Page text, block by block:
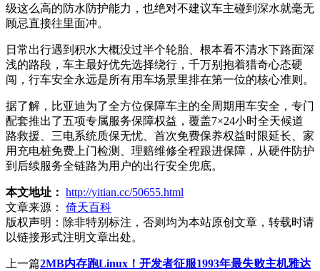
级这么高的防水防护能力，也绝对不建议车主碰到深水就毫无
顾忌直接往里面冲。
日常出行遇到积水大概没过半个轮胎、根本看不清水下路面深
浅的路段，车主最好优先选择绕行，千万别抱着猎奇心态硬
闯，行车安全永远是所有用车场景里排在第一位的核心准则。
据了解，比亚迪为了全方位保障车主的全周期用车安全，专门
配套推出了五项专属服务保障权益，覆盖7×24小时全天候道
路救援、三电系统质保无忧、首次免费保养权益时限延长、家
用充电桩免费上门检测、理赔维修全程跟进保障，从硬件防护
到后续服务全链路为用户的出行安全兜底。
本文地址： http://yitian.cc/50655.html
文章来源：
倚天百科
版权声明： 除非特别标注，否则均为本站原创文章，转载时请
以链接形式注明文章出处。
上一篇2MB内存跑Linux！开发者征服1993年最失败主机雅达